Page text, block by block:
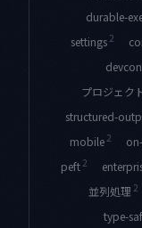
durable-
settings 2
プロジェク
structured-
mobile 2
peft 2
並列処理 2
type-